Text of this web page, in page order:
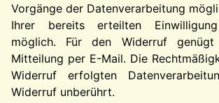
Vorgänge der Datenverarbeitung
Ihrer bereits erteilten
möglich. Für den Widerruf
Mitteilung per E-Mail. Die
Widerruf erfolgten
Widerruf unberührt.